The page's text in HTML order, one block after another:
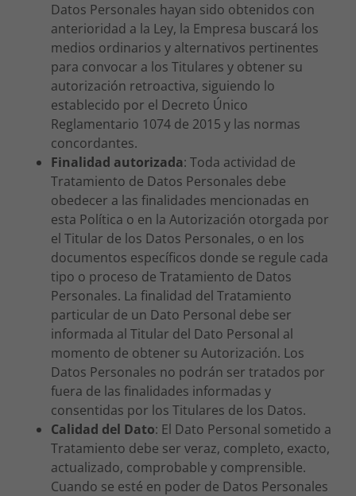
Datos Personales hayan sido obtenidos con
anterioridad a la Ley, la Empresa buscará los
medios ordinarios y alternativos pertinentes
para convocar a los Titulares y obtener su
autorización retroactiva, siguiendo lo
establecido por el Decreto Único
Reglamentario 1074 de 2015 y las normas
concordantes.
Finalidad autorizada: Toda actividad de
Tratamiento de Datos Personales debe
obedecer a las finalidades mencionadas en
esta Política o en la Autorización otorgada por
el Titular de los Datos Personales, o en los
documentos específicos donde se regule cada
tipo o proceso de Tratamiento de Datos
Personales. La finalidad del Tratamiento
particular de un Dato Personal debe ser
informada al Titular del Dato Personal al
momento de obtener su Autorización. Los
Datos Personales no podrán ser tratados por
fuera de las finalidades informadas y
consentidas por los Titulares de los Datos.
Calidad del Dato: El Dato Personal sometido a
Tratamiento debe ser veraz, completo, exacto,
actualizado, comprobable y comprensible.
Cuando se esté en poder de Datos Personales